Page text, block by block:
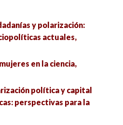
y polarización:
actuales,
en la ciencia,
política y capital
perspectivas para la